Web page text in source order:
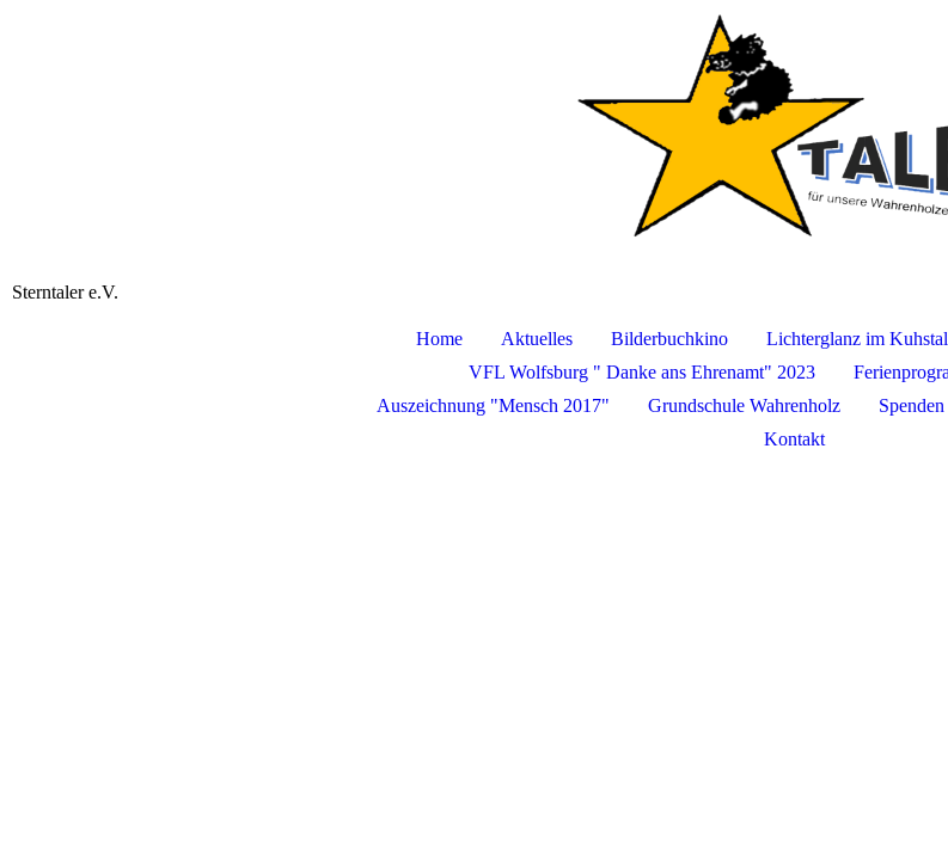
Sterntaler e.V.
Home Aktuelles Bilderbuchkino Lichterglanz im
VFL Wolfsburg " Danke ans Ehrenamt" 2023
Auszeichnung "Mensch 2017"
Grundschule Wahrenholz Spenden
Kontakt